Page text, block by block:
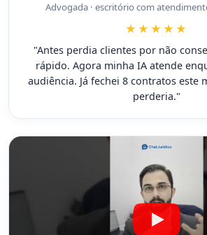
Advogada · escritório com
★★★★★
"Antes perdia clientes por não
rápido. Agora minha IA atende
audiência. Já fechei 8 contratos este
perderia."